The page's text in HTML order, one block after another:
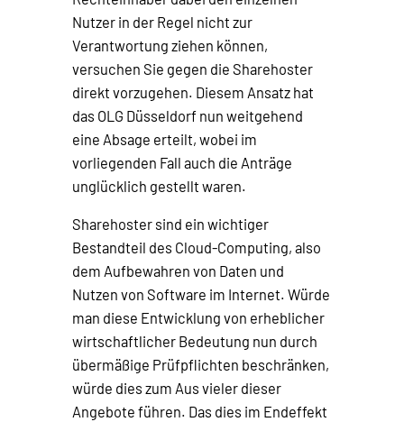
Nutzer in der Regel nicht zur
Verantwortung ziehen können,
versuchen Sie gegen die Sharehoster
direkt vorzugehen. Diesem Ansatz hat
das OLG Düsseldorf nun weitgehend
eine Absage erteilt, wobei im
vorliegenden Fall auch die Anträge
unglücklich gestellt waren.
Sharehoster sind ein wichtiger
Bestandteil des Cloud-Computing, also
dem Aufbewahren von Daten und
Nutzen von Software im Internet. Würde
man diese Entwicklung von erheblicher
wirtschaftlicher Bedeutung nun durch
übermäßige Prüfpflichten beschränken,
würde dies zum Aus vieler dieser
Angebote führen. Das dies im Endeffekt